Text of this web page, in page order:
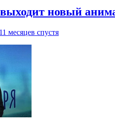
новый
11 месяцев спустя